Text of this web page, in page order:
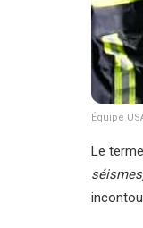
Équipe
Le terme